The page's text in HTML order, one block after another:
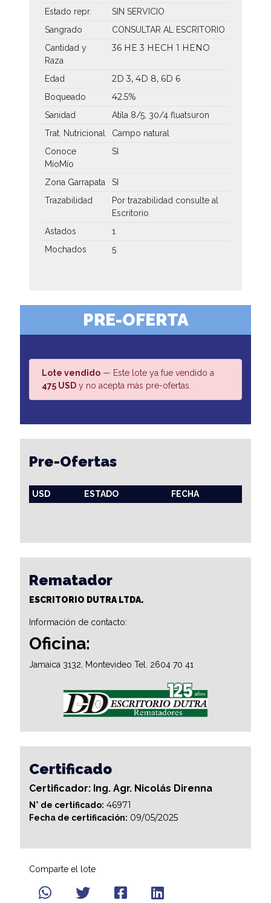
Estado repr.
SIN SERVICIO
Sangrado
CONSULTAR AL ESCRITORIO
Cantidad y
Raza
36 HE 3 HECH 1 HENO
Edad 2D 3, 4D 8, 6D 6
Boqueado 42.5%
Sanidad
Atila 8/5, 30/4 fluatsuron
Trat. Nutricional
Campo natural
Conoce
MíoMío
SI
Zona Garrapata
SI
Trazabilidad
Por trazabilidad consulte al
Escritorio
Astados
1
Mochados
5
PRE-OFERTA
Lote vendido — Este lote ya fue vendido a
475 USD y no acepta más pre-ofertas.
Pre-Ofertas
USD ESTADO FECHA
Rematador
ESCRITORIO DUTRA LTDA.
Información de contacto:
Oficina:
Jamaica 3132, Montevideo Tel. 2604 70 41
Certificado
Certificador: Ing. Agr. Nicolás Direnna
N° de certificado: 46971
Fecha de certificación: 09/05/2025
Comparte el lote